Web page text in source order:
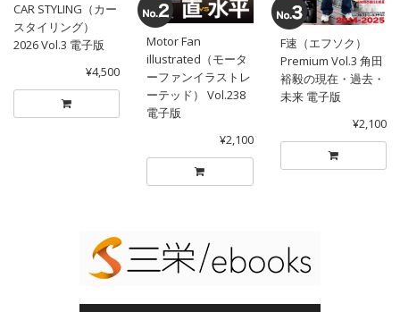
CAR STYLING（カー
スタイリング）
2026 Vol.3 電子版
¥4,500
Motor Fan
illustrated（モータ
ーファンイラストレ
ーテッド） Vol.238
電子版
¥2,100
F速（エフソク）
Premium Vol.3 角田
裕毅の現在・過去・
未来 電子版
¥2,100